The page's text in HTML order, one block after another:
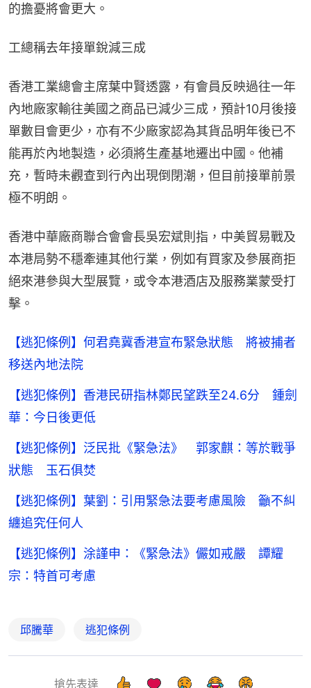
的擔憂將會更大。
工總稱去年接單銳減三成
香港工業總會主席葉中賢透露，有會員反映過往一年
內地廠家輸往美國之商品已減少三成，預計10月後接
單數目會更少，亦有不少廠家認為其貨品明年後已不
能再於內地製造，必須將生產基地遷出中國。他補
充，暫時未觀查到行內出現倒閉潮，但目前接單前景
極不明朗。
香港中華廠商聯合會會長吳宏斌則指，中美貿易戰及
本港局勢不穩牽連其他行業，例如有買家及參展商拒
絕來港參與大型展覽，或令本港酒店及服務業蒙受打
擊。
【逃犯條例】何君堯冀香港宣布緊急狀態 將被捕者
移送內地法院
【逃犯條例】香港民研指林鄭民望跌至24.6分 鍾劍
華：今日後更低
【逃犯條例】泛民批《緊急法》 郭家麒：等於戰爭
狀態 玉石俱焚
【逃犯條例】葉劉：引用緊急法要考慮風險 籲不糾
纏追究任何人
【逃犯條例】涂謹申：《緊急法》儼如戒嚴 譚耀
宗：特首可考慮
邱騰華 逃犯條例
搶先表達